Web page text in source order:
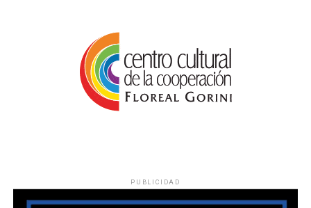
PUBLICIDAD